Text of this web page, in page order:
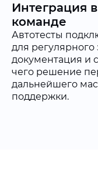
Интеграция
команде
Автотесты
для регулярного
документация и
чего решение
дальнейшего
поддержки.